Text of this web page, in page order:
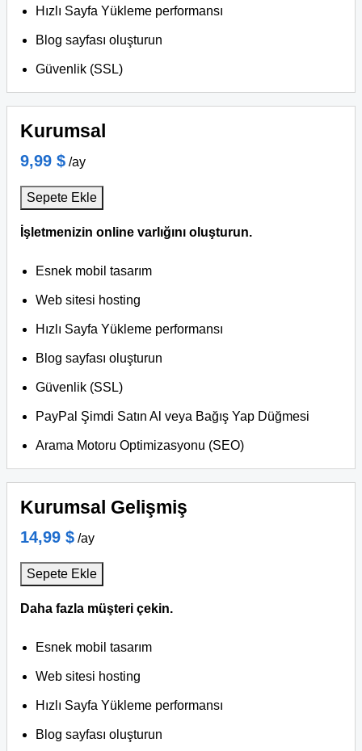
Hızlı Sayfa Yükleme performansı
Blog sayfası oluşturun
Güvenlik (SSL)
Kurumsal
9,99 $ /ay
Sepete Ekle
İşletmenizin online varlığını oluşturun.
Esnek mobil tasarım
Web sitesi hosting
Hızlı Sayfa Yükleme performansı
Blog sayfası oluşturun
Güvenlik (SSL)
PayPal Şimdi Satın Al veya Bağış Yap Düğmesi
Arama Motoru Optimizasyonu (SEO)
Kurumsal Gelişmiş
14,99 $ /ay
Sepete Ekle
Daha fazla müşteri çekin.
Esnek mobil tasarım
Web sitesi hosting
Hızlı Sayfa Yükleme performansı
Blog sayfası oluşturun